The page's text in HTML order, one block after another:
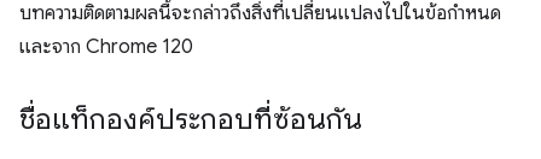
บทความติดตามผลนี้จะกล่าวถึงสิ่งที่เปลี่ยนแปลงไปในข้อกำหนด
และจาก Chrome 120
ชื่อแท็กองค์ประกอบที่ซ้อนกัน